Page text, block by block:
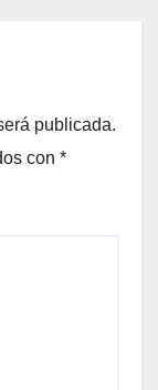
publicada.
con *